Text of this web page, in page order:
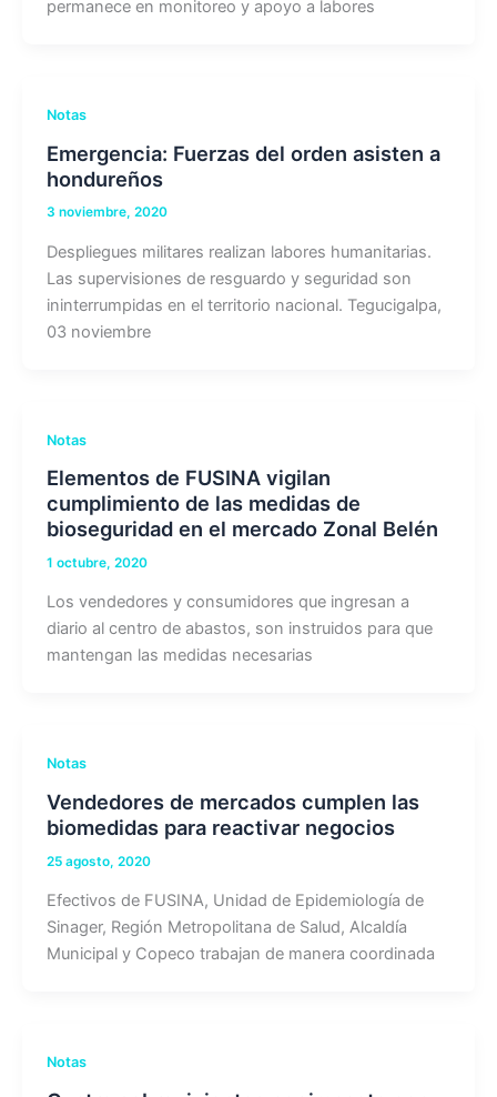
permanece en monitoreo y apoyo a labores
Notas
Emergencia: Fuerzas del orden asisten a
hondureños
3 noviembre, 2020
Despliegues militares realizan labores humanitarias.
Las supervisiones de resguardo y seguridad son
ininterrumpidas en el territorio nacional. Tegucigalpa,
03 noviembre
Notas
Elementos de FUSINA vigilan
cumplimiento de las medidas de
bioseguridad en el mercado Zonal Belén
1 octubre, 2020
Los vendedores y consumidores que ingresan a
diario al centro de abastos, son instruidos para que
mantengan las medidas necesarias
Notas
Vendedores de mercados cumplen las
biomedidas para reactivar negocios
25 agosto, 2020
Efectivos de FUSINA, Unidad de Epidemiología de
Sinager, Región Metropolitana de Salud, Alcaldía
Municipal y Copeco trabajan de manera coordinada
Notas